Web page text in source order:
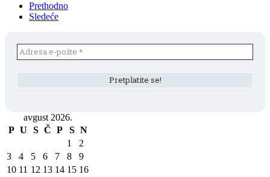
Prethodno
Sledeće
avgust 2026.
P U S Č P S N
1
2
3
4 5 6 7 8
9
10 11 12 13 14 15 16